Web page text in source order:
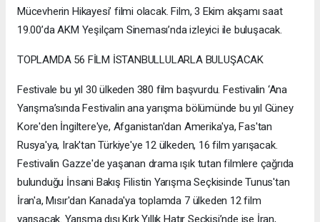
Mücevherin Hikayesi’ filmi olacak. Film, 3 Ekim akşamı saat
19.00’da AKM Yeşilçam Sineması’nda izleyici ile buluşacak.
TOPLAMDA 56 FİLM İSTANBULLULARLA BULUŞACAK
Festivale bu yıl 30 ülkeden 380 film başvurdu. Festivalin ‘Ana
Yarışma’sında Festivalin ana yarışma bölümünde bu yıl Güney
Kore'den İngiltere'ye, Afganistan'dan Amerika'ya, Fas'tan
Rusya'ya, Irak'tan Türkiye'ye 12 ülkeden, 16 film yarışacak.
Festivalin Gazze'de yaşanan drama ışık tutan filmlere çağrıda
bulunduğu İnsani Bakış Filistin Yarışma Seçkisinde Tunus'tan
İran'a, Mısır'dan Kanada'ya toplamda 7 ülkeden 12 film
yarışacak. Yarışma dışı Kırk Yıllık Hatır Seçkisi’nde ise İran,